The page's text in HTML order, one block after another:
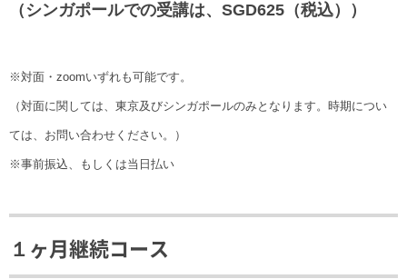
（シンガポールでの受講は、SGD625（税込））
※対面・zoomいずれも可能です。
（対面に関しては、東京及びシンガポールのみとなります。時期につい
ては、お問い合わせください。）
※事前振込、もしくは当日払い
１ヶ月継続コース